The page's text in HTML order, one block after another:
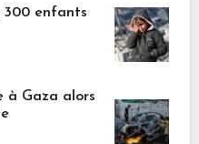
300 enfants
à Gaza alors